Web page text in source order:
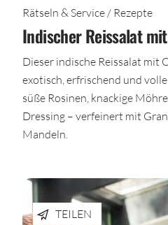
Rätseln & Service / Rezepte
Indischer Reissalat
Dieser indische Reissalat mit
exotisch, erfrischend und
süße Rosinen, knackige
Dressing – verfeinert mit
Mandeln.
TEILEN